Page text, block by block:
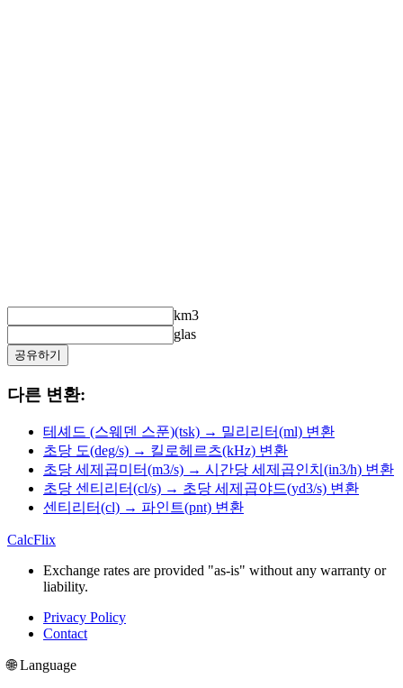
km3
glas
공유하기
다른 변환:
테셰드 (스웨덴 스푼)(tsk) → 밀리리터(ml) 변환
초당 도(deg/s) → 킬로헤르츠(kHz) 변환
초당 세제곱미터(m3/s) → 시간당 세제곱인치(in3/h) 변환
초당 센티리터(cl/s) → 초당 세제곱야드(yd3/s) 변환
센티리터(cl) → 파인트(pnt) 변환
CalcFlix
Exchange rates are provided "as-is" without any warranty or
liability.
Privacy Policy
Contact
🌐 Language